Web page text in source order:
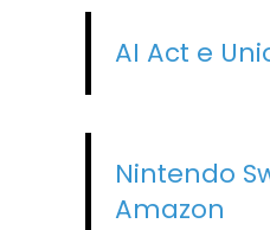
AI Act e
Nintendo
Amazon